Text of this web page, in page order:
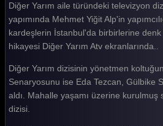
Diğer Yarım aile türündeki televizyon
yapımında Mehmet Yiğit Alp'in
kardeşlerin İstanbul'da birbirlerine
hikayesi Diğer Yarım Atv ekranlarında..
Diğer Yarım dizisinin yönetmen
Senaryosunu ise Eda Tezcan, Gülbike
aldı. Mahalle yaşamı üzerine kurulmuş
dizisi.